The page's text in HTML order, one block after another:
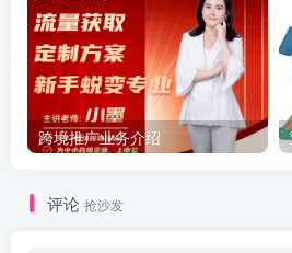
跨境推广业务介绍
评论 抢沙发